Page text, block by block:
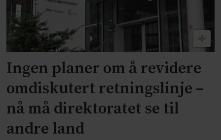
Ingen planer om å revidere
omdiskutert retningslinje –
nå må direktoratet se til
andre land